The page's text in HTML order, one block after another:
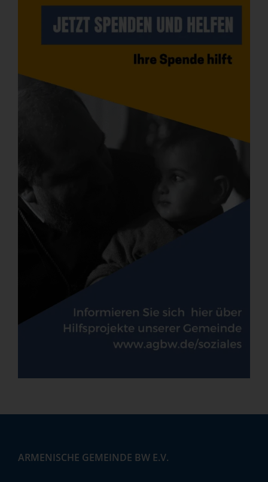
ARMENISCHE GEMEINDE BW E.V.